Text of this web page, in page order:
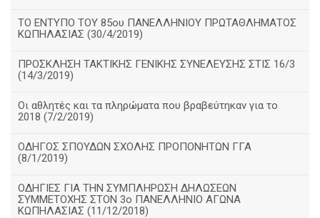
ΤΟ ΕΝΤΥΠΟ ΤΟΥ 85ου ΠΑΝΕΛΛΗΝΙΟΥ ΠΡΩΤΑΘΛΗΜΑΤΟΣ
ΚΩΠΗΛΑΣΙΑΣ (30/4/2019)
ΠΡΟΣΚΛΗΣΗ ΤΑΚΤΙΚΗΣ ΓΕΝΙΚΗΣ ΣΥΝΕΛΕΥΣΗΣ ΣΤΙΣ 16/3
(14/3/2019)
Οι αθλητές και τα πληρώματα που βραβεύτηκαν για το
2018 (7/2/2019)
ΟΔΗΓΟΣ ΣΠΟΥΔΩΝ ΣΧΟΛΗΣ ΠΡΟΠΟΝΗΤΩΝ ΓΓΑ
(8/1/2019)
ΟΔΗΓΙΕΣ ΓΙΑ ΤΗΝ ΣΥΜΠΛΗΡΩΣΗ ΔΗΛΩΣΕΩΝ
ΣΥΜΜΕΤΟΧΗΣ ΣΤΟΝ 3ο ΠΑΝΕΛΛΗΝΙΟ ΑΓΩΝΑ
ΚΩΠΗΛΑΣΙΑΣ (11/12/2018)